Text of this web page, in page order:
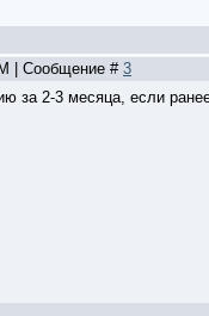
| Сообщение #3
за 2-3 месяца, если